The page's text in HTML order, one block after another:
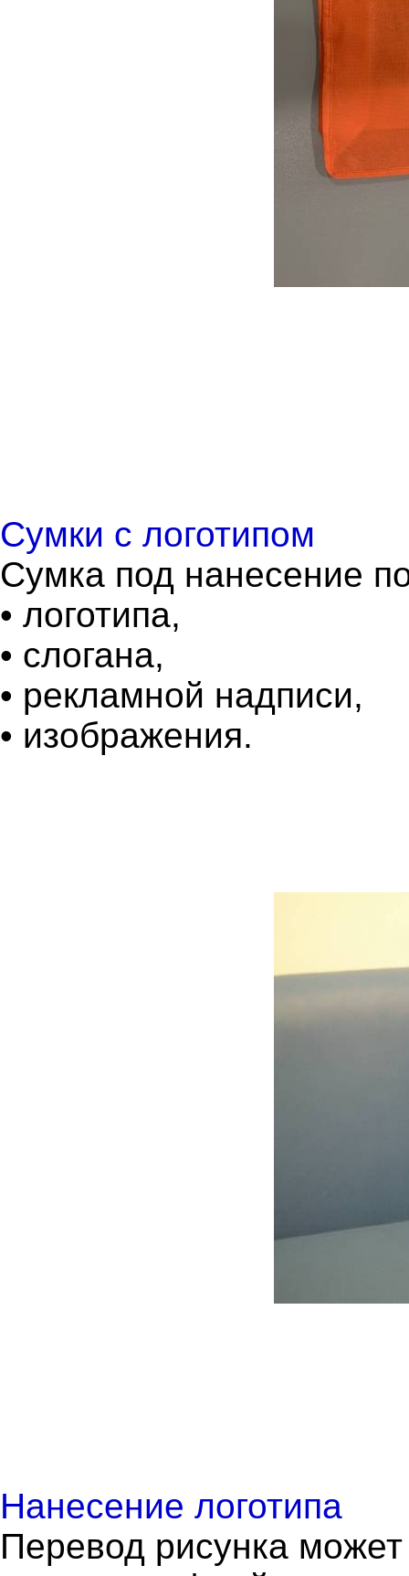
Сумки с логотипом
Сумка под нанесение
• логотипа,
• слогана,
• рекламной надписи,
• изображения.
Нанесение логотипа
Перевод рисунка